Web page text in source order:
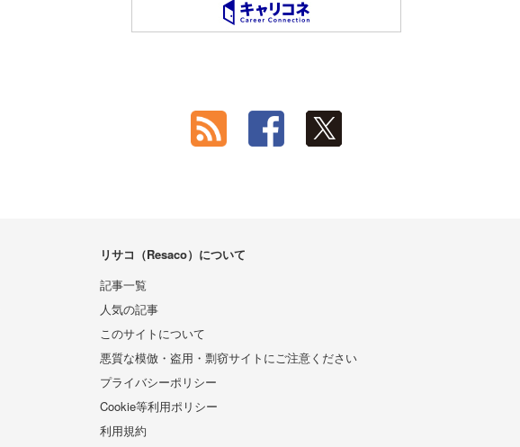
リサコ（Resaco）について
記事一覧
人気の記事
このサイトについて
悪質な模倣・盗用・剽窃サイトにご注意ください
プライバシーポリシー
Cookie等利用ポリシー
利用規約